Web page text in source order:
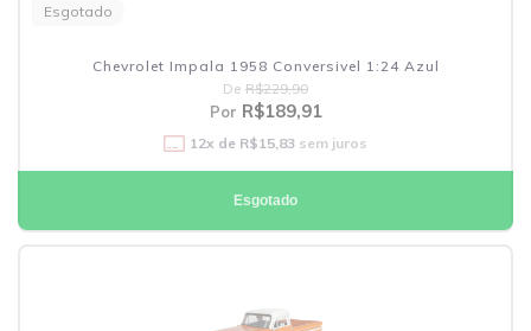
Esgotado
Chevrolet Impala 1958 Conversivel 1:24 Azul
De R$229,90
Por R$189,91
12x de R$15,83 sem juros
Esgotado